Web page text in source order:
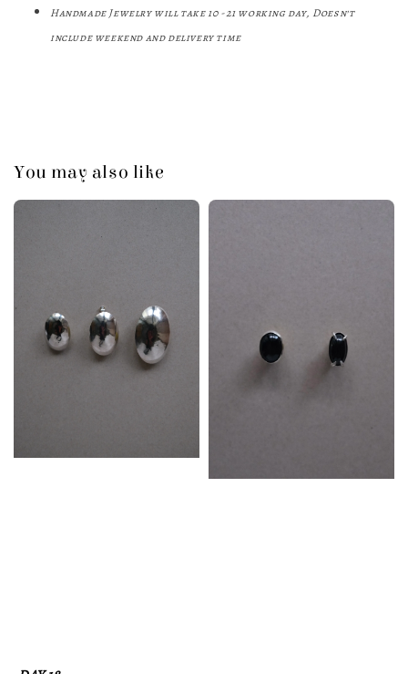
Handmade Jewelry will take 10 -21 working day, Doesn't
include weekend and delivery time
You may also like